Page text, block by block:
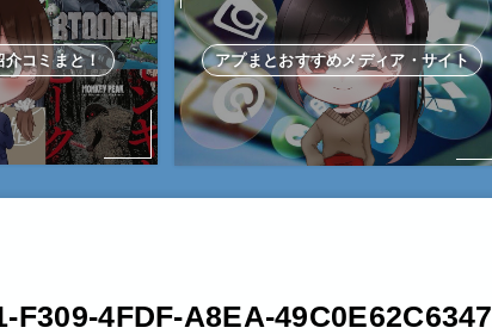
介コミまと！ アプまとおすすめメディア・サイト
F309-4FDF-A8EA-49C0E62C6347